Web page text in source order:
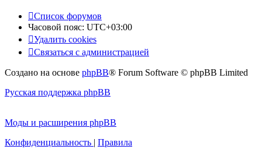
Список форумов
Часовой пояс: UTC+03:00
Удалить cookies
Связаться с администрацией
Создано на основе phpBB® Forum Software © phpBB Limited
Русская поддержка phpBB
Моды и расширения phpBB
Конфиденциальность | Правила